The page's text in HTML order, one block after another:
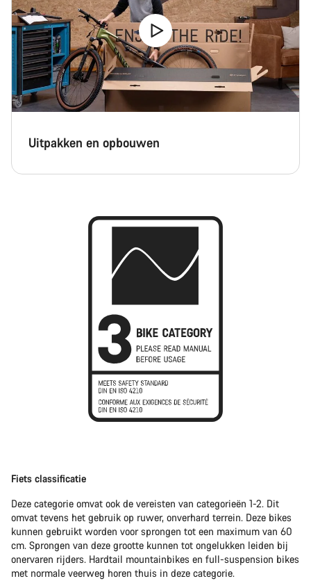
Uitpakken en opbouwen
Fiets classificatie
Deze categorie omvat ook de vereisten van categorieën 1-2. Dit
omvat tevens het gebruik op ruwer, onverhard terrein. Deze bikes
kunnen gebruikt worden voor sprongen tot een maximum van 60
cm. Sprongen van deze grootte kunnen tot ongelukken leiden bij
onervaren rijders. Hardtail mountainbikes en full-suspension bikes
met normale veerweg horen thuis in deze categorie.